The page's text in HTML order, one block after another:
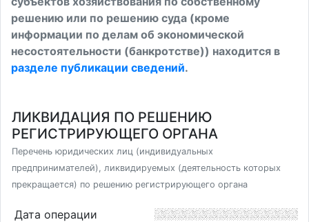
решению или по решению суда (кроме
информации по делам об экономической
несостоятельности (банкротстве)) находится в
разделе публикации сведений.
ЛИКВИДАЦИЯ ПО РЕШЕНИЮ
РЕГИСТРИРУЮЩЕГО ОРГАНА
Перечень юридических лиц (индивидуальных
предпринимателей), ликвидируемых (деятельность которых
прекращается) по решению регистрирующего органа
Дата операции